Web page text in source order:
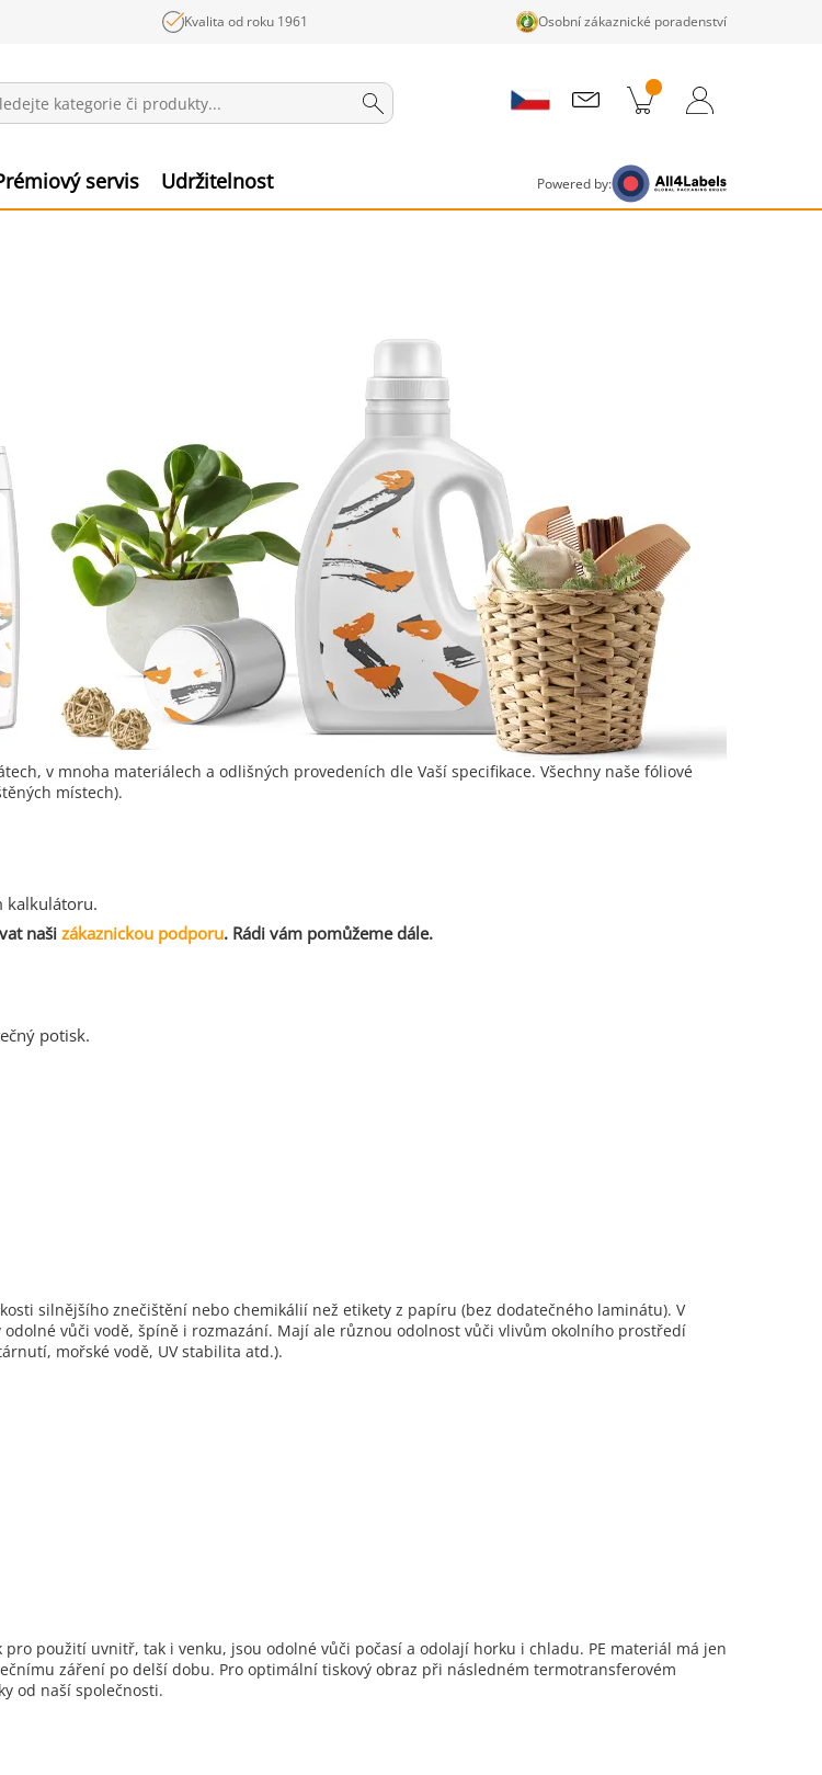
Kvalita od roku 1961 Osobní zákaznické poradenství
servis Udržitelnost Powered by:
v mnoha materiálech a odlišných provedeních dle Vaší specifikace. Všechny naše fóliové
místech).
kalkulátoru.
naši zákaznickou podporu. Rádi vám pomůžeme dále.
potisk.
silnějšího znečištění nebo chemikálií než etikety z papíru (bez dodatečného laminátu). V
vůči vodě, špíně i rozmazání. Mají ale různou odolnost vůči vlivům okolního prostředí
mořské vodě, UV stabilita atd.).
použití uvnitř, tak i venku, jsou odolné vůči počasí a odolají horku i chladu. PE materiál má jen
záření po delší dobu. Pro optimální tiskový obraz při následném termotransferovém
od naší společnosti.